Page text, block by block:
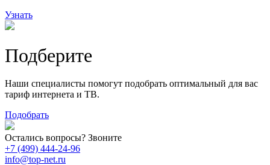
Узнать
Подберите
Наши специалисты помогут подобрать оптимальный для вас
тариф интернета и ТВ.
Подобрать
Остались вопросы? Звоните
+7 (499) 444-24-96
info@top-net.ru